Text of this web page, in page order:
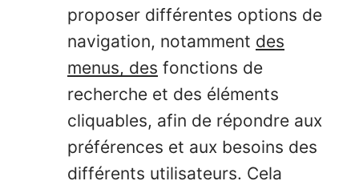
proposer différentes options de
navigation, notamment des
menus, des fonctions de
recherche et des éléments
cliquables, afin de répondre aux
préférences et aux besoins des
différents utilisateurs. Cela